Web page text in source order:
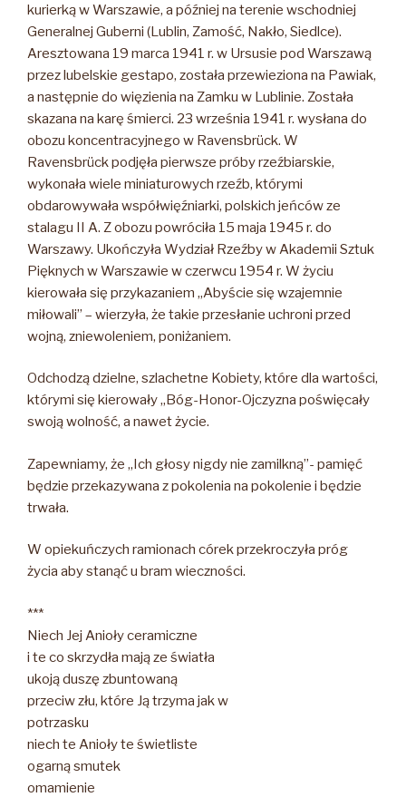
kurierką w Warszawie, a później na terenie wschodniej
Generalnej Guberni (Lublin, Zamość, Nakło, Siedlce).
Aresztowana 19 marca 1941 r. w Ursusie pod Warszawą
przez lubelskie gestapo, została przewieziona na Pawiak,
a następnie do więzienia na Zamku w Lublinie. Została
skazana na karę śmierci. 23 września 1941 r. wysłana do
obozu koncentracyjnego w Ravensbrück. W
Ravensbrück podjęła pierwsze próby rzeźbiarskie,
wykonała wiele miniaturowych rzeźb, którymi
obdarowywała współwięźniarki, polskich jeńców ze
stalagu II A. Z obozu powróciła 15 maja 1945 r. do
Warszawy. Ukończyła Wydział Rzeźby w Akademii Sztuk
Pięknych w Warszawie w czerwcu 1954 r. W życiu
kierowała się przykazaniem „Abyście się wzajemnie
miłowali” – wierzyła, że takie przesłanie uchroni przed
wojną, zniewoleniem, poniżaniem.
Odchodzą dzielne, szlachetne Kobiety, które dla wartości,
którymi się kierowały „Bóg-Honor-Ojczyzna poświęcały
swoją wolność, a nawet życie.
Zapewniamy, że „Ich głosy nigdy nie zamilkną”- pamięć
będzie przekazywana z pokolenia na pokolenie i będzie
trwała.
W opiekuńczych ramionach córek przekroczyła próg
życia aby stanąć u bram wieczności.
***
Niech Jej Anioły ceramiczne
i te co skrzydła mają ze światła
ukoją duszę zbuntowaną
przeciw złu, które Ją trzyma jak w
potrzasku
niech te Anioły te świetliste
ogarną smutek
omamienie